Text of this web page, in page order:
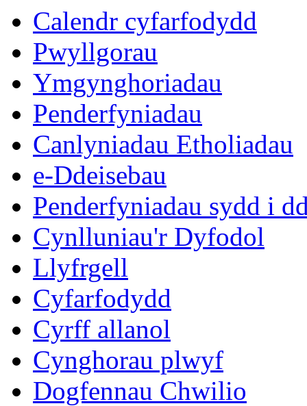
Calendr cyfarfodydd
Pwyllgorau
Ymgynghoriadau
Penderfyniadau
Canlyniadau Etholiadau
e-Ddeisebau
Penderfyniadau sydd i
Cynlluniau'r Dyfodol
Llyfrgell
Cyfarfodydd
Cyrff allanol
Cynghorau plwyf
Dogfennau Chwilio